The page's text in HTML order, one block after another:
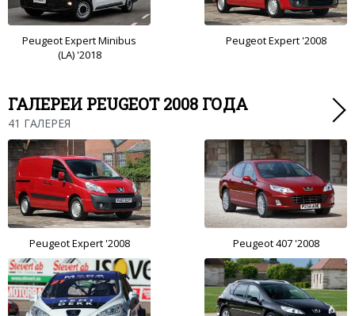
Peugeot Expert Minibus
(LA) '2018
Peugeot Expert '2008
ГАЛЕРЕИ PEUGEOT 2008 ГОДА
41 ГАЛЕРЕЯ
Peugeot Expert '2008 Peugeot 407 '2008